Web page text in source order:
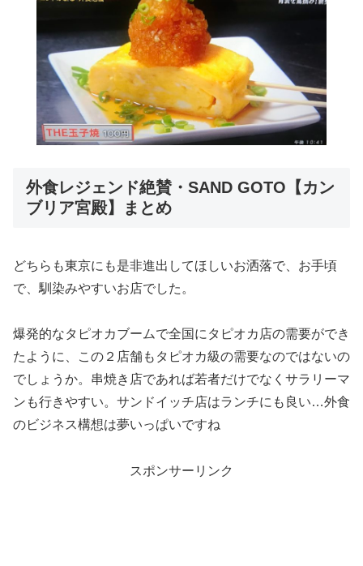
外食レジェンド絶賛・SAND GOTO【カン
ブリア宮殿】まとめ
どちらも東京にも是非進出してほしいお洒落で、お手頃
で、馴染みやすいお店でした。
爆発的なタピオカブームで全国にタピオカ店の需要ができ
たように、この２店舗もタピオカ級の需要なのではないの
でしょうか。串焼き店であれば若者だけでなくサラリーマ
ンも行きやすい。サンドイッチ店はランチにも良い…外食
のビジネス構想は夢いっぱいですね
スポンサーリンク